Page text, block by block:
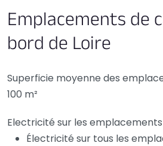
Emplacements de
bord de Loire
Superficie moyenne des
100 m²
Electricité sur les
Électricité sur tous les